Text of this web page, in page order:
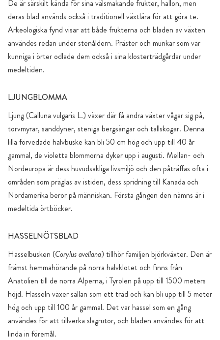
De är särskilt kända för sina välsmakande frukter, hallon, men
deras blad används också i traditionell växtlära för att göra te.
Arkeologiska fynd visar att både frukterna och bladen av växten
användes redan under stenåldern. Präster och munkar som var
kunniga i örter odlade dem också i sina klosterträdgårdar under
medeltiden.
LJUNGBLOMMA
Ljung (Calluna vulgaris L.) växer där få andra växter vågar sig på,
torvmyrar, sanddyner, steniga bergsängar och tallskogar. Denna
lilla förvedade halvbuske kan bli 50 cm hög och upp till 40 år
gammal, de violetta blommorna dyker upp i augusti. Mellan- och
Nordeuropa är dess huvudsakliga livsmiljö och den påträffas ofta i
områden som präglas av istiden, dess spridning till Kanada och
Nordamerika beror på människan. Första gången den nämns är i
medeltida örtböcker.
HASSELNÖTSBLAD
Hasselbusken (Corylus avellana) tillhör familjen björkväxter. Den är
främst hemmahörande på norra halvklotet och finns från
Anatolien till de norra Alperna, i Tyrolen på upp till 1500 meters
höjd. Hasseln växer sällan som ett träd och kan bli upp till 5 meter
hög och upp till 100 år gammal. Det var hassel som en gång
användes för att tillverka slagrutor, och bladen användes för att
linda in föremål.